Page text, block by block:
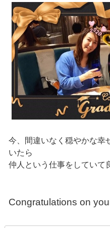
今、間違いなく穏やかな幸
いたら
仲人という仕事をしていて
Congratulations on